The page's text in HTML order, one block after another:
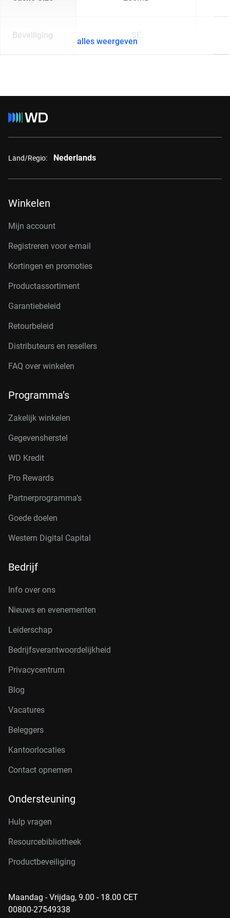
Beveiliging SE
alles weergeven
Land/Regio: Nederlands
Winkelen
Mijn account
Registreren voor e-mail
Kortingen en promoties
Productassortiment
Garantiebeleid
Retourbeleid
Distributeurs en resellers
FAQ over winkelen
Programma’s
Zakelijk winkelen
Gegevensherstel
WD Kredit
Pro Rewards
Partnerprogramma’s
Goede doelen
Western Digital Capital
Bedrijf
Info over ons
Nieuws en evenementen
Leiderschap
Bedrijfsverantwoordelijkheid
Privacycentrum
Blog
Vacatures
Beleggers
Kantoorlocaties
Contact opnemen
Ondersteuning
Hulp vragen
Resourcebibliotheek
Productbeveiliging
Maandag - Vrijdag, 9.00 - 18.00 CET
00800-27549338